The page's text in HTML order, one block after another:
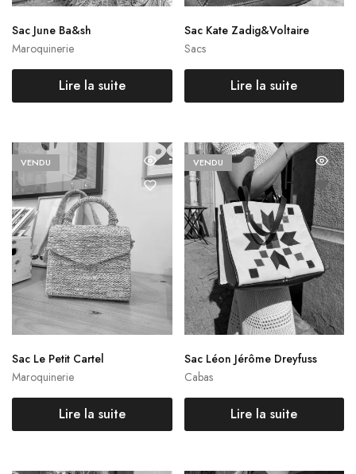
Maroquinerie
Sac June Ba&sh
Lire la suite
Sacs
Sac Kate Zadig&Voltaire
Lire la suite
VENDU
Maroquinerie
Sac Le Petit Cartel
Lire la suite
VENDU
Cabas
Sac Léon Jérôme Dreyfuss
Lire la suite